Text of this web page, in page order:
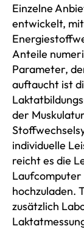
Einzelne
entwickelt,
Anteile
Parameter,
auftaucht ist
der
individuelle
reicht es die
hochzuladen.
zusätzlich